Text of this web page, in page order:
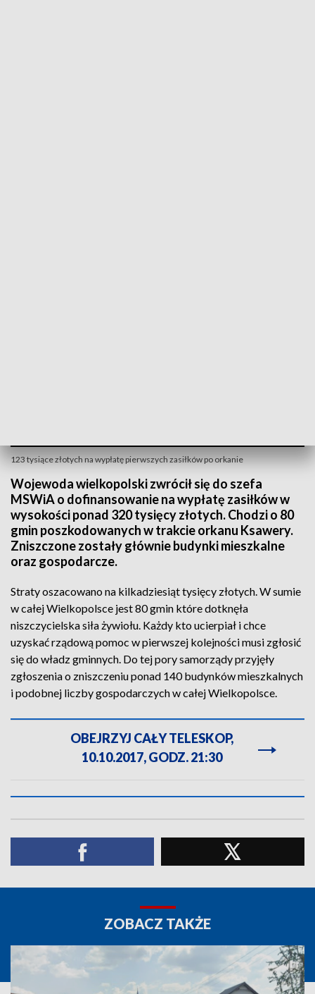
123 tysiące złotych na wypłatę pierwszych zasiłków po orkanie
Wojewoda wielkopolski zwrócił się do szefa
MSWiA o dofinansowanie na wypłatę zasiłków w
wysokości ponad 320 tysięcy złotych. Chodzi o 80
gmin poszkodowanych w trakcie orkanu Ksawery.
Zniszczone zostały głównie budynki mieszkalne
oraz gospodarcze.
Straty oszacowano na kilkadziesiąt tysięcy złotych. W sumie
w całej Wielkopolsce jest 80 gmin które dotknęła
niszczycielska siła żywiołu. Każdy kto ucierpiał i chce
uzyskać rządową pomoc w pierwszej kolejności musi zgłosić
się do władz gminnych. Do tej pory samorządy przyjęły
zgłoszenia o zniszczeniu ponad 140 budynków mieszkalnych
i podobnej liczby gospodarczych w całej Wielkopolsce.
OBEJRZYJ CAŁY TELESKOP,
10.10.2017, GODZ. 21:30
ZOBACZ TAKŻE